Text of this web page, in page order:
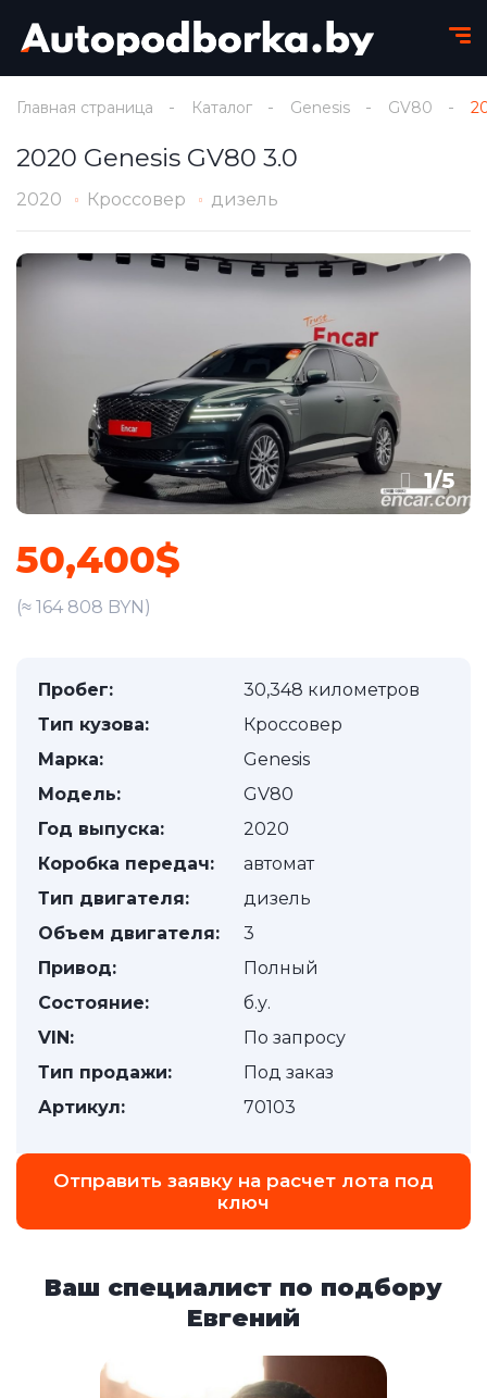
Главная страница Каталог Genesis GV80
2020 Genesis GV80 3.0
2020 Кроссовер дизель
1/5
50,400$
(≈ 164 808 BYN)
Пробег:
30,348 километров
Тип кузова:
Кроссовер
Марка:
Genesis
Модель:
GV80
Год выпуска:
2020
Коробка передач:
автомат
Тип двигателя:
дизель
Объем двигателя:
3
Привод:
Полный
Состояние:
б.у.
VIN:
По запросу
Тип продажи:
Под заказ
Артикул:
70103
Отправить заявку на расчет лота под
ключ
Ваш специалист по подбору
Евгений